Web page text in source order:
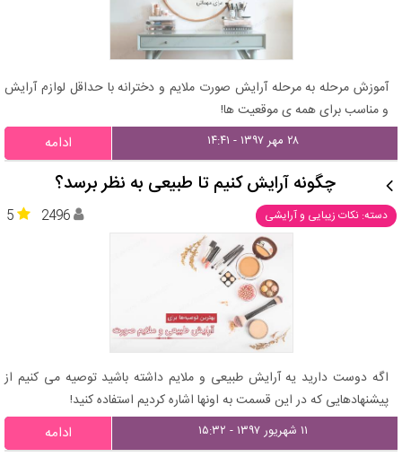
آموزش مرحله به مرحله آرایش صورت ملایم و دخترانه با حداقل لوازم آرایش
و مناسب برای همه ی موقعیت ها!
۲۸ مهر ۱۳۹۷ - ۱۴:۴۱ ادامه
چگونه آرایش کنیم تا طبیعی به نظر برسد؟
دسته: نکات زیبایی و آرایشی 5 2496
اگه دوست دارید یه آرایش طبیعی و ملایم داشته باشید توصیه می کنیم از
پیشنهادهایی که در این قسمت به اونها اشاره کردیم استفاده کنید!
۱۱ شهریور ۱۳۹۷ - ۱۵:۳۲ ادامه